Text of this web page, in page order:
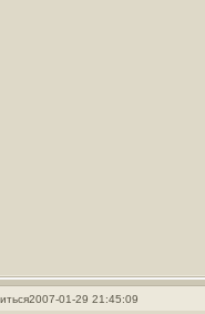
2007-01-29 21:45:09